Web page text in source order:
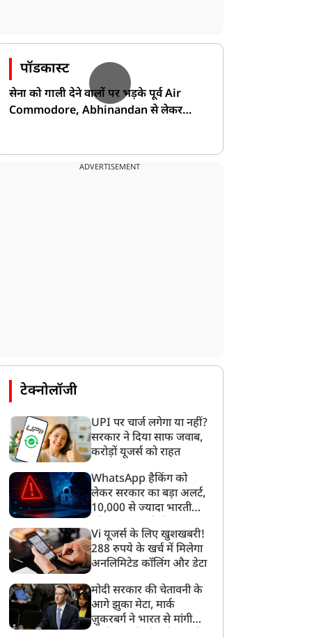
पॉडकास्ट
सेना को गाली देने वालों पर भड़के पूर्व Air
Commodore, Abhinandan से लेकर
ADVERTISEMENT
टेक्नोलॉजी
UPI पर चार्ज लगेगा या नहीं?
सरकार ने दिया साफ जवाब,
करोड़ों यूजर्स को राहत
WhatsApp हैकिंग को
लेकर सरकार का बड़ा अलर्ट,
10,000 से ज्यादा भारतीयों
गया
Vi यूजर्स के लिए खुशखबरी!
288 रुपये के खर्च में मिलेगा
अनलिमिटेड कॉलिंग और डेटा
मोदी सरकार की चेतावनी के
आगे झुका मेटा, मार्क
ज़ुकरबर्ग ने भारत से मांगी